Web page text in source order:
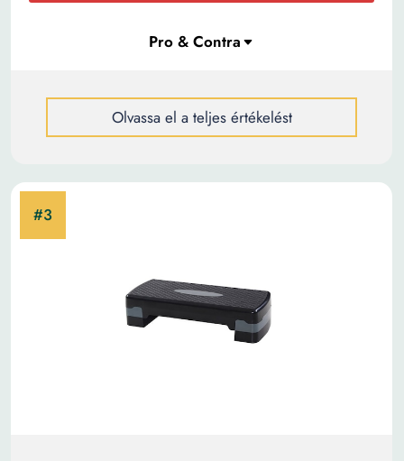
Olvassa el a teljes értékelést